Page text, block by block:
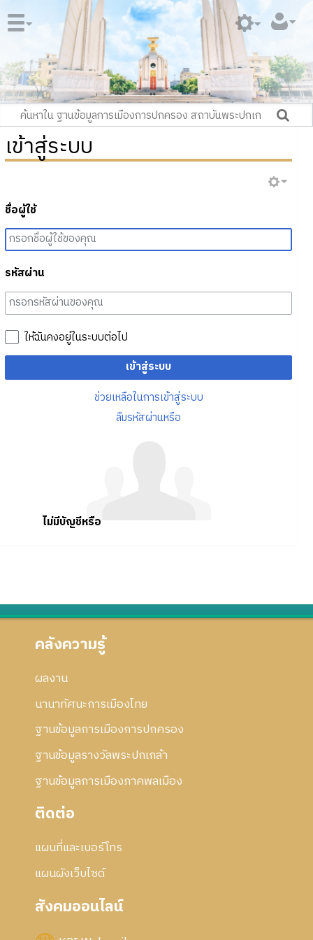
เข้าสู่ระบบ
ชื่อผู้ใช้
รหัสผ่าน
ให้ฉันคงอยู่ในระบบต่อไป
เข้าสู่ระบบ
ช่วยเหลือในการเข้าสู่ระบบ
ลืมรหัสผ่านหรือ
ไม่มีบัญชีหรือ
คลังความรู้
ผลงาน
นานาทัศนะการเมืองไทย
ฐานข้อมูลการเมืองการปกครอง
ฐานข้อมูลรางวัลพระปกเกล้า
ฐานข้อมูลการเมืองภาคพลเมือง
ติดต่อ
แผนที่และเบอร์โทร
แผนผังเว็บไซด์
สังคมออนไลน์